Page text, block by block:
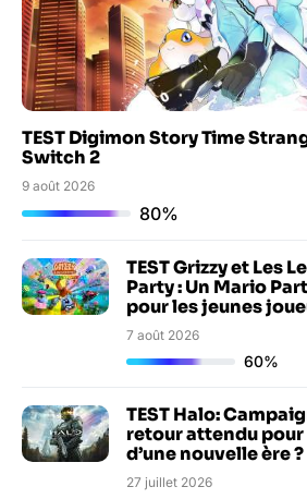
TEST Digimon Story Time
Switch 2
9 août 2026
80%
TEST Grizzy et Les
Party : Un Mario
pour les jeunes
7 août 2026
60%
TEST Halo:
retour attendu
d’une nouvelle ère ?
27 juillet 2026